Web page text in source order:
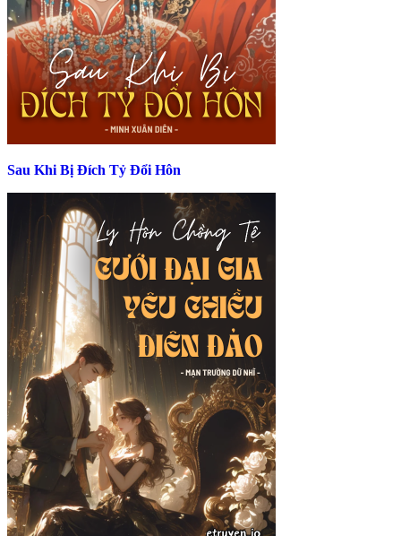
Sau Khi Bị Đích Tỷ Đổi Hôn